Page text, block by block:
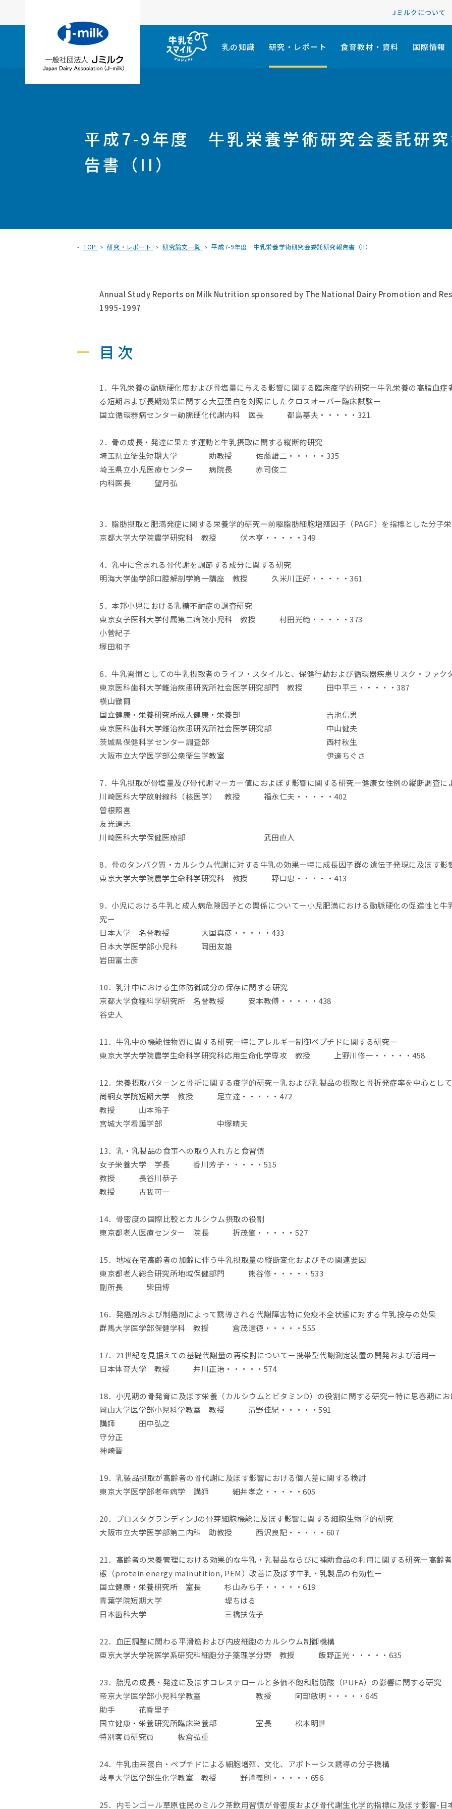
Jミルクについて
乳の知識 研究・レポート 食育教材・資料 国際情報
平成7-9年度 牛乳栄養学術研究会委託研究
告書（II）
TOP 研究・レポート 研究論文一覧 平成7-9年度 牛乳栄養学術研究会委託研究報告書（II）
Annual Study Reports on Milk Nutrition sponsored by The National Dairy Promotion and
1995-1997
目次
1．牛乳栄養の動脈硬化度および骨塩量に与える影響に関する臨床疫学的研究ー牛乳栄養の高脂血
る短期および長期効果に関する大豆蛋白を対照にしたクロスオーバー臨床試験ー
国立循環器病センター動脈硬化代謝内科 医長 都島基夫・・・・・321
2．骨の成長・発達に果たす運動と牛乳摂取に関する縦断的研究
埼玉県立衛生短期大学 助教授 佐藤雄二・・・・・335
埼玉県立小児医療センター 病院長 赤司俊二
内科医長 望月弘
3．脂肪摂取と肥満発症に関する栄養学的研究ー前駆脂肪細胞増殖因子（PAGF）を指標とした分子
京都大学大学院農学研究科 教授 伏木亨・・・・・349
4．乳中に含まれる骨代謝を調節する成分に関する研究
明海大学歯学部口腔解剖学第一講座 教授 久米川正好・・・・・361
5．本邦小児における乳糖不耐症の調査研究
東京女子医科大学付属第二病院小児科 教授 村田光範・・・・・373
小菅紀子
塚田和子
6．牛乳習慣としての牛乳摂取者のライフ・スタイルと、保健行動および循環器疾患リスク・ファク
東京医科歯科大学難治疾患研究所社会医学研究部門 教授 田中平三・・・・・387
横山徹爾
国立健康・栄養研究所成人健康・栄養部 吉池信男
東京医科歯科大学難治疾患研究所社会医学研究部 中山健夫
茨城県保健科学センター調査部 西村秋生
大阪市立大学医学部公衆衛生学教室 伊達ちぐさ
7．牛乳摂取が骨塩量及び骨代謝マーカー値におよぼす影響に関する研究ー健康女性例の縦断調査に
川崎医科大学放射線科（核医学） 教授 福永仁夫・・・・・402
曽根照喜
友光達志
川崎医科大学保健医療部 武田直人
8．骨のタンパク質・カルシウム代謝に対する牛乳の効果ー特に成長因子群の遺伝子発現に及ぼす影
東京大学大学院農学生命科学研究科 教授 野口忠・・・・・413
9．小児における牛乳と成人病危険因子との関係についてー小児肥満における動脈硬化の促進性と
究ー
日本大学 名誉教授 大国真彦・・・・・433
日本大学医学部小児科 岡田友雄
岩田富士彦
10．乳汁中における生体防御成分の保存に関する研究
京都大学食糧科学研究所 名誉教授 安本教傅・・・・・438
谷史人
11．牛乳中の機能性物質に関する研究一特にアレルギー制御ペプチドに関する研究一
東京大学大学院農学生命科学研究科応用生命化学専攻 教授 上野川修一・・・・・458
12．栄養摂取パタ－ンと骨折に関する疫学的研究ー乳および乳製品の摂取と骨折発症率を中心とし
尚絅女学院短期大学 教授 足立達・・・・・472
教授 山本玲子
宮城大学看護学部 中塚晴夫
13．乳・乳製品の食事への取り入れ方と食習慣
女子栄養大学 学長 香川芳子・・・・・515
教授 長谷川恭子
教授 古我可一
14．骨密度の国際比較とカルシウム摂取の役割
東京都老人医療センター 院長 折茂肇・・・・・527
15．地域在宅高齢者の加齢に伴う牛乳摂取量の縦断変化およびその関連要因
東京都老人総合研究所地域保健部門 熊谷修・・・・・533
副所長 柴田博
16．発癌剤および制癌剤によって誘導される代謝障害特に免疫不全状態に対する牛乳投与の効果
群馬大学医学部保健学科 教授 倉茂達徳・・・・・555
17．21世紀を見据えての基礎代謝量の再検討についてー携帯型代謝測定装置の開発および活用ー
日本体育大学 教授 井川正治・・・・・574
18．小児期の骨発育に及ぼす栄養（カルシウムとビタミンD）の役割に関する研究ー特に思春期に
岡山大学医学部小児科学教室 教授 清野佳紀・・・・・591
講師 田中弘之
守分正
神崎晋
19．乳製品摂取が高齢者の骨代謝に及ぼす影響における個人差に関する検討
東京大学医学部老年病学 講師 細井孝之・・・・・605
20．プロスタグランディンJの骨芽細胞機能に及ぼす影響に関する細胞生物学的研究
大阪市立大学医学部第二内科 助教授 西沢良記・・・・・607
21．高齢者の栄養管理における効果的な牛乳・乳製品ならびに補助食品の利用に関する研究ー高齢
態（protein energy malnutition, PEM）改善に及ぼす牛乳・乳製品の有効性ー
国立健康・栄養研究所 室長 杉山みち子・・・・・619
青葉学院短期大学 堤ちはる
日本歯科大学 三橋扶佐子
22．血圧調整に関わる平滑筋および内皮細胞のカルシウム制御機構
東京大学大学院医学系研究科細胞分子薬理学分野 教授 飯野正光・・・・・635
23．胎児の成長・発達に及ぼすコレステロールと多価不飽和脂肪酸（PUFA）の影響に関する研究
帝京大学医学部小児科学教室 教授 阿部敏明・・・・・645
助手 花香里子
国立健康・栄養研究所臨床栄養部 室長 松本明世
特別客員研究員 板倉弘重
24．牛乳由来蛋白・ペプチドによる細胞増殖、文化、アポトーシス誘導の分子機構
岐阜大学医学部生化学教室 教授 野澤義則・・・・・656
25．内モンゴール草原住民のミルク茶飲用習慣が骨密度および骨代謝生化学的指標に及ぼす影響-